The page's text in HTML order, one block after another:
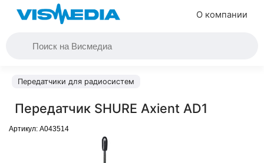
О компании
Передатчики для радиосистем
Передатчик SHURE Axient AD1
Артикул: A043514